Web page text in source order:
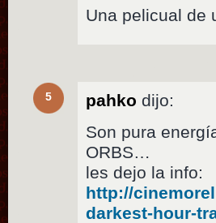
Una pelicual de
5 pahko dijo:
Son pura
ORBS…
les dejo la info:
http://
darkest-hour-